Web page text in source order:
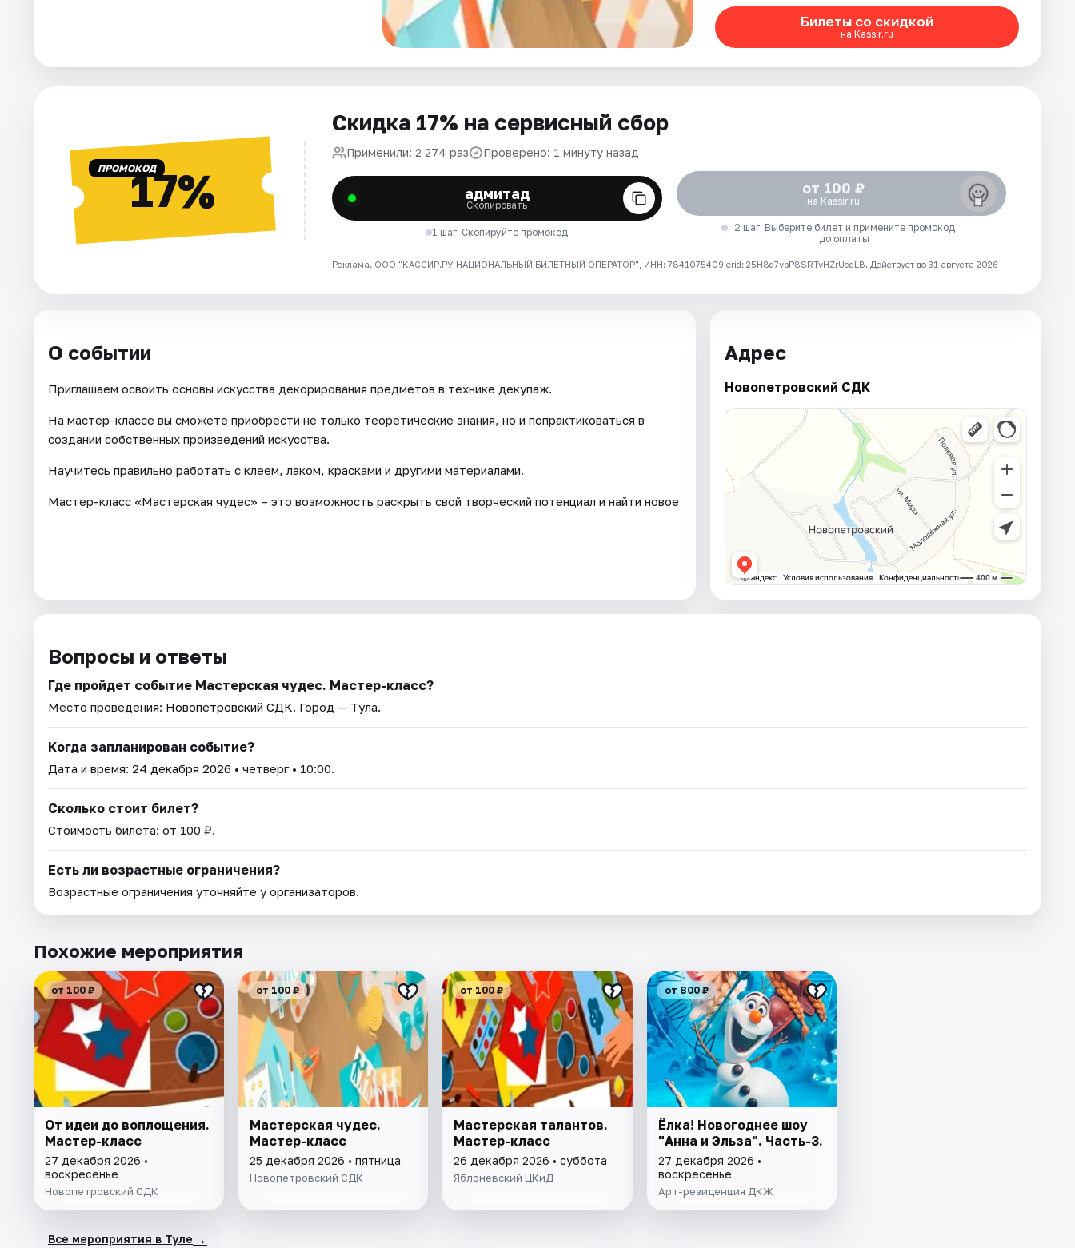
Билеты со скидкой
на Kassir.ru
ПРОМОКОД17%
Скидка 17% на сервисный сбор
Применили: 2 274 раз Проверено: 1 минуту назад
адмитад
Скопировать
1 шаг. Скопируйте промокод
от 100 ₽
на Kassir.ru
2 шаг. Выберите билет и примените промокод
до оплаты
Реклама. ООО "КАССИР.РУ-НАЦИОНАЛЬНЫЙ БИЛЕТНЫЙ ОПЕРАТОР", ИНН: 7841075409 erid: 25H8d7vbP8SRTvHZrUcdLB. Действует до 31 августа 2026
О событии
Приглашаем освоить основы искусства декорирования предметов в технике декупаж.
На мастер-классе вы сможете приобрести не только теоретические знания, но и попрактиковаться в
создании собственных произведений искусства.
Научитесь правильно работать с клеем, лаком, красками и другими материалами.
Мастер-класс «Мастерская чудес» – это возможность раскрыть свой творческий потенциал и найти новое
Адрес
Новопетровский СДК
Вопросы и ответы
Где пройдет событие Мастерская чудес. Мастер-класс?
Место проведения: Новопетровский СДК. Город — Тула.
Когда запланирован событие?
Дата и время: 24 декабря 2026 • четверг • 10:00.
Сколько стоит билет?
Стоимость билета: от 100 ₽.
Есть ли возрастные ограничения?
Возрастные ограничения уточняйте у организаторов.
Похожие мероприятия
от 100 ₽
От идеи до воплощения.
Мастер-класс
27 декабря 2026 •
воскресенье
Новопетровский СДК
от 100 ₽
Мастерская чудес.
Мастер-класс
25 декабря 2026 • пятница
Новопетровский СДК
от 100 ₽
Мастерская талантов.
Мастер-класс
26 декабря 2026 • суббота
Яблоневский ЦКиД
от 800 ₽
Ёлка! Новогоднее шоу
"Анна и Эльза". Часть-3.
27 декабря 2026 •
воскресенье
Арт-резиденция ДКЖ
Все мероприятия в Туле →